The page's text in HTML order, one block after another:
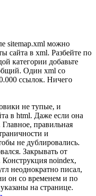
sitemap.xml можно
сайта в xml. Разбейте по
категории добавьте
Один xml со
ссылок. Ничего
не тупые, и
в html. Даже если она
Главное, правильная
и
не дублировались.
Закрывать от
noindex,
неоднократно писал,
он со временем и по
на странице.